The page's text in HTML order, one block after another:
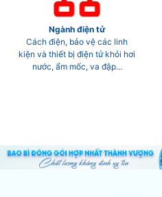
Ngành điện tử
Cách điện, bảo vệ các linh
kiện và thiết bị điện tử khỏi hơi
nước, ẩm mốc, va đập...